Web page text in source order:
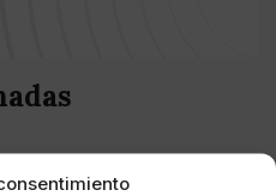
Casinos Online en
Bitcoin Casinos